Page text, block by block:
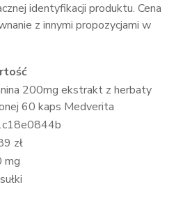
identyfikacji produktu. Cena
z innymi propozycjami w
200mg ekstrakt z herbaty
60 kaps Medverita
zł
mg